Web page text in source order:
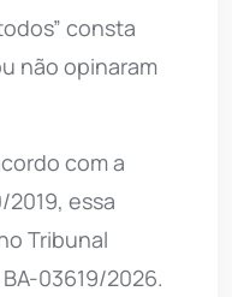
consta
não opinaram
com a
2019, essa
Tribunal
03619/2026.